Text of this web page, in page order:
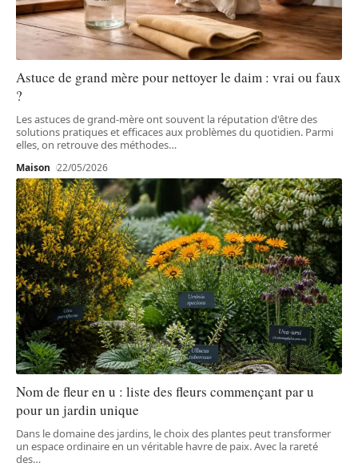
Astuce de grand mère pour nettoyer le daim : vrai ou faux
?
Les astuces de grand-mère ont souvent la réputation d'être des
solutions pratiques et efficaces aux problèmes du quotidien. Parmi
elles, on retrouve des méthodes…
Maison 22/05/2026
Nom de fleur en u : liste des fleurs commençant par u
pour un jardin unique
Dans le domaine des jardins, le choix des plantes peut transformer
un espace ordinaire en un véritable havre de paix. Avec la rareté
des…